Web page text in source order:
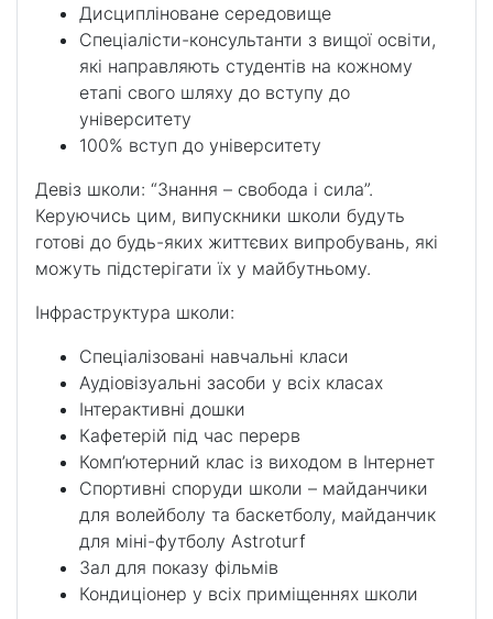
Дисципліноване середовище
Спеціалісти-консультанти з вищої освіти,
які направляють студентів на кожному
етапі свого шляху до вступу до
університету
100% вступ до університету
Девіз школи: “Знання – свобода і сила”.
Керуючись цим, випускники школи будуть
готові до будь-яких життєвих випробувань, які
можуть підстерігати їх у майбутньому.
Інфраструктура школи:
Спеціалізовані навчальні класи
Аудіовізуальні засоби у всіх класах
Інтерактивні дошки
Кафетерій під час перерв
Комп’ютерний клас із виходом в Інтернет
Спортивні споруди школи – майданчики
для волейболу та баскетболу, майданчик
для міні-футболу Astroturf
Зал для показу фільмів
Кондиціонер у всіх приміщеннях школи